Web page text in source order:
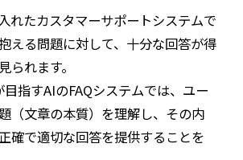
れたカスタマーサポートシステムで
える問題に対して、十分な回答が得
られます。
目指すAIのFAQシステムでは、ユー
（文章の本質）を理解し、その内
確で適切な回答を提供することを